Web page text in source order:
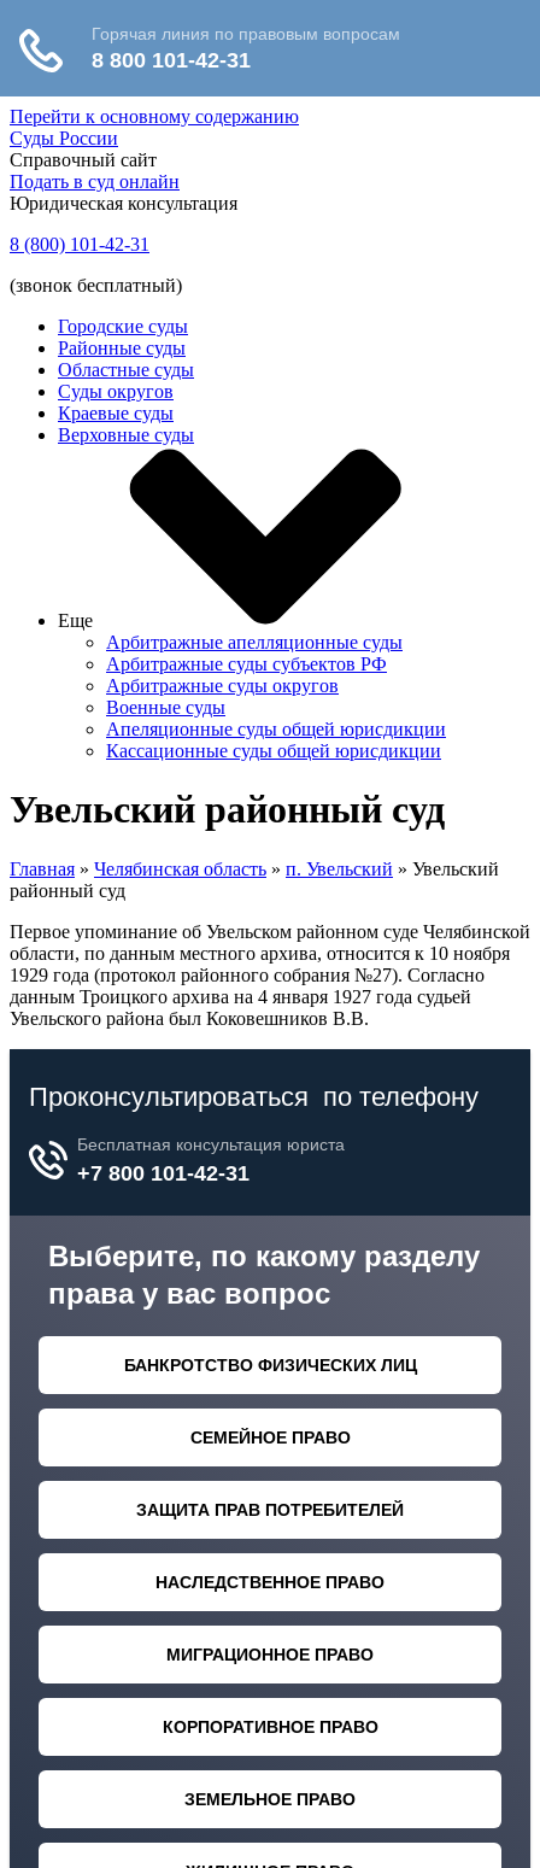
Перейти к основному содержанию
Суды России
Справочный сайт
Подать в суд онлайн
Юридическая консультация
8 (800) 101-42-31
(звонок бесплатный)
Городские суды
Районные суды
Областные суды
Суды округов
Краевые суды
Верховные суды
Еще
Арбитражные апелляционные суды
Арбитражные суды субъектов РФ
Арбитражные суды округов
Военные суды
Апеляционные суды общей юрисдикции
Кассационные суды общей юрисдикции
Увельский районный суд
Главная » Челябинская область » п. Увельский » Увельский
районный суд
Первое упоминание об Увельском районном суде Челябинской
области, по данным местного архива, относится к 10 ноября
1929 года (протокол районного собрания №27). Согласно
данным Троицкого архива на 4 января 1927 года судьей
Увельского района был Коковешников В.В.